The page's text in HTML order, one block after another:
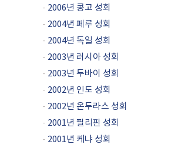
- 2006년 콩고 성회
- 2004년 페루 성회
- 2004년 독일 성회
- 2003년 러시아 성회
- 2003년 두바이 성회
- 2002년 인도 성회
- 2002년 온두라스 성회
- 2001년 필리핀 성회
- 2001년 케냐 성회